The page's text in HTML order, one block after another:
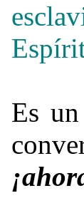
Es